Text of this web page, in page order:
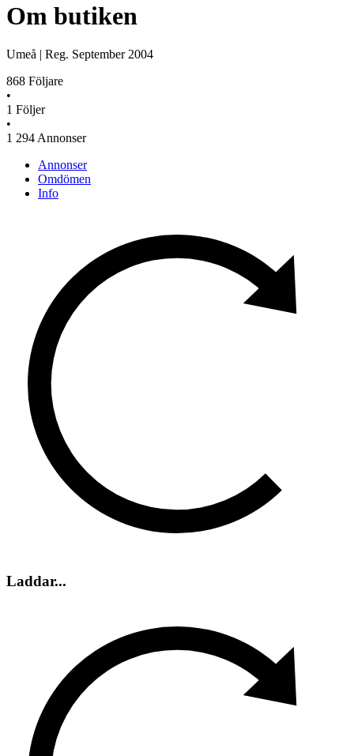
Om butiken
Umeå | Reg. September 2004
868 Följare
•
1 Följer
•
1 294 Annonser
Annonser
Omdömen
Info
Laddar...